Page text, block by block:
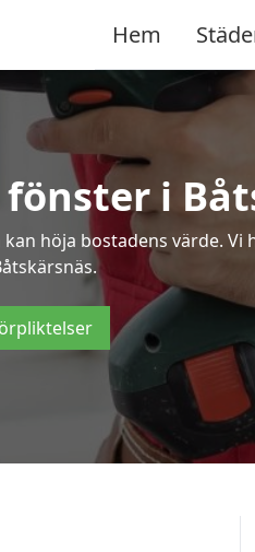
Hem
i
höja bostadens värde. Vi